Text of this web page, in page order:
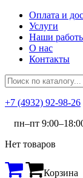
Оплата и
Услуги
Наши
О нас
Контакты
+7 (4932) 92-98-26
пн–пт
Нет товаров
Корзина